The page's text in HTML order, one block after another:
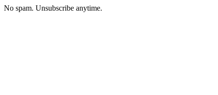
No spam. Unsubscribe anytime.